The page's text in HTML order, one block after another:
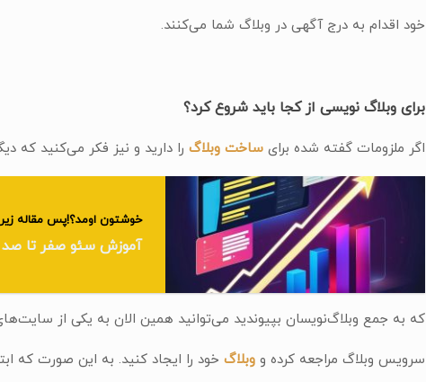
خود اقدام به درج آگهی در وبلاگ شما می‌کنند.
برای وبلاگ نویسی از کجا باید شروع کرد؟
اگر ملزومات گفته شده برای ساخت وبلاگرا دارید و نیز فکر می‌کنید که
خوشتون اومد؟!پس مقاله
آموزش سئو صفر تا صد
که به جمع وبلاگ‌نویسان بپیوندید می‌توانید همین الان به یکی از
سرویس وبلاگ مراجعه کرده و وبلاگخود را ایجاد کنید. به این صورت که